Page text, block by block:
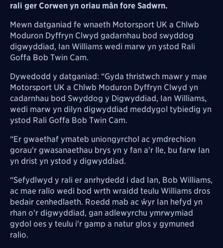
rali ger Corwen yn oriau mân fore Sadwrn.
Mewn datganiad fe wnaeth Motorsport UK a Chlwb
Moduron Dyffryn Clwyd gadarnhau bod swyddog
digwyddiad, Ian Williams wedi marw yn ystod Rali
Goffa Bob Twin Cam.
Dywedodd y datganiad: “Gyda thristwch mawr y mae
Motorsport UK a Chlwb Moduron Dyffryn Clwyd yn
cadarnhau bod Swyddog y Digwyddiad, Ian Williams,
wedi marw yn dilyn digwyddiad meddygol tybiedig yn
ystod Rali Goffa Bob Twin Cam.
“Er gwaethaf ymateb uniongyrchol ac ymdrechion
gorau'r gwasanaethau brys yn y fan a'r lle, bu farw Ian
yn drist yn ystod y digwyddiad.
“Sefydlwyd y rali er anrhydedd i dad Ian, Bob Williams,
ac mae ralïo wedi bod wrth wraidd teulu Williams dros
bedair cenhedlaeth. Roedd mab ac ŵyr Ian hefyd yn
rhan o'r digwyddiad, gan adlewyrchu ymrwymiad
gydol oes y teulu i'r gamp a natur glos y gymuned
ralio.